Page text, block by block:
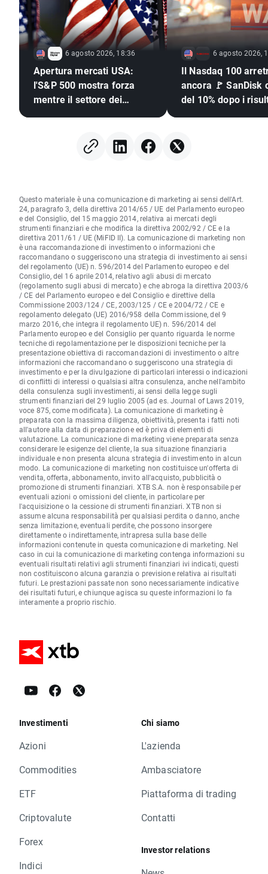
6 agosto 2026, 18:36
Apertura mercati USA:
l'S&P 500 mostra forza
mentre il settore dei
6 agosto 2026,
Il Nasdaq 100
ancora 🚩 SanDisk
del 10% dopo i
Questo materiale è una comunicazione di marketing ai sensi dell'Art.
24, paragrafo 3, della direttiva 2014/65 / UE del Parlamento europeo
e del Consiglio, del 15 maggio 2014, relativa ai mercati degli
strumenti finanziari e che modifica la direttiva 2002/92 / CE e la
direttiva 2011/61 / UE (MiFID II). La comunicazione di marketing non
è una raccomandazione di investimento o informazioni che
raccomandano o suggeriscono una strategia di investimento ai sensi
del regolamento (UE) n. 596/2014 del Parlamento europeo e del
Consiglio, del 16 aprile 2014, relativo agli abusi di mercato
(regolamento sugli abusi di mercato) e che abroga la direttiva 2003/6
/ CE del Parlamento europeo e del Consiglio e direttive della
Commissione 2003/124 / CE, 2003/125 / CE e 2004/72 / CE e
regolamento delegato (UE) 2016/958 della Commissione, del 9
marzo 2016, che integra il regolamento UE) n. 596/2014 del
Parlamento europeo e del Consiglio per quanto riguarda le norme
tecniche di regolamentazione per le disposizioni tecniche per la
presentazione obiettiva di raccomandazioni di investimento o altre
informazioni che raccomandano o suggeriscono una strategia di
investimento e per la divulgazione di particolari interessi o indicazioni
di conflitti di interessi o qualsiasi altra consulenza, anche nell'ambito
della consulenza sugli investimenti, ai sensi della legge sugli
strumenti finanziari del 29 luglio 2005 (ad es. Journal of Laws 2019,
voce 875, come modificata). La comunicazione di marketing è
preparata con la massima diligenza, obiettività, presenta i fatti noti
all'autore alla data di preparazione ed è priva di elementi di
valutazione. La comunicazione di marketing viene preparata senza
considerare le esigenze del cliente, la sua situazione finanziaria
individuale e non presenta alcuna strategia di investimento in alcun
modo. La comunicazione di marketing non costituisce un'offerta di
vendita, offerta, abbonamento, invito all'acquisto, pubblicità o
promozione di strumenti finanziari. XTB S.A. non è responsabile per
eventuali azioni o omissioni del cliente, in particolare per
l'acquisizione o la cessione di strumenti finanziari. XTB non si
assume alcuna responsabilità per qualsiasi perdita o danno, anche
senza limitazione, eventuali perdite, che possono insorgere
direttamente o indirettamente, intrapresa sulla base delle
informazioni contenute in questa comunicazione di marketing. Nel
caso in cui la comunicazione di marketing contenga informazioni su
eventuali risultati relativi agli strumenti finanziari ivi indicati, questi
non costituiscono alcuna garanzia o previsione relativa ai risultati
futuri. Le prestazioni passate non sono necessariamente indicative
dei risultati futuri, e chiunque agisca su queste informazioni lo fa
interamente a proprio rischio.
Investimenti
Azioni
Commodities
ETF
Criptovalute
Forex
Indici
Chi siamo
L'azienda
Ambasciatore
Piattaforma di trading
Contatti
Investor relations